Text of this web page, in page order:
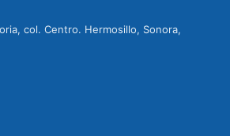
col. Centro. Hermosillo, Sonora,